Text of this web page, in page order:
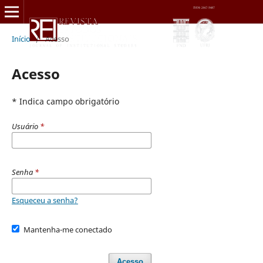
Início / Acesso
Acesso
* Indica campo obrigatório
Usuário *
Senha *
Esqueceu a senha?
Mantenha-me conectado